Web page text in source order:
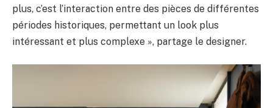
plus, c’est l’interaction entre des pièces de différentes
périodes historiques, permettant un look plus
intéressant et plus complexe », partage le designer.